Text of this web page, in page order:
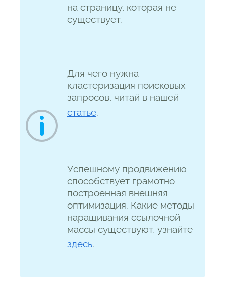
на страницу, которая не
существует.
Для чего нужна
кластеризация поисковых
запросов, читай в нашей
статье.
Успешному продвижению
способствует грамотно
построенная внешняя
оптимизация. Какие методы
наращивания ссылочной
массы существуют, узнайте
здесь.